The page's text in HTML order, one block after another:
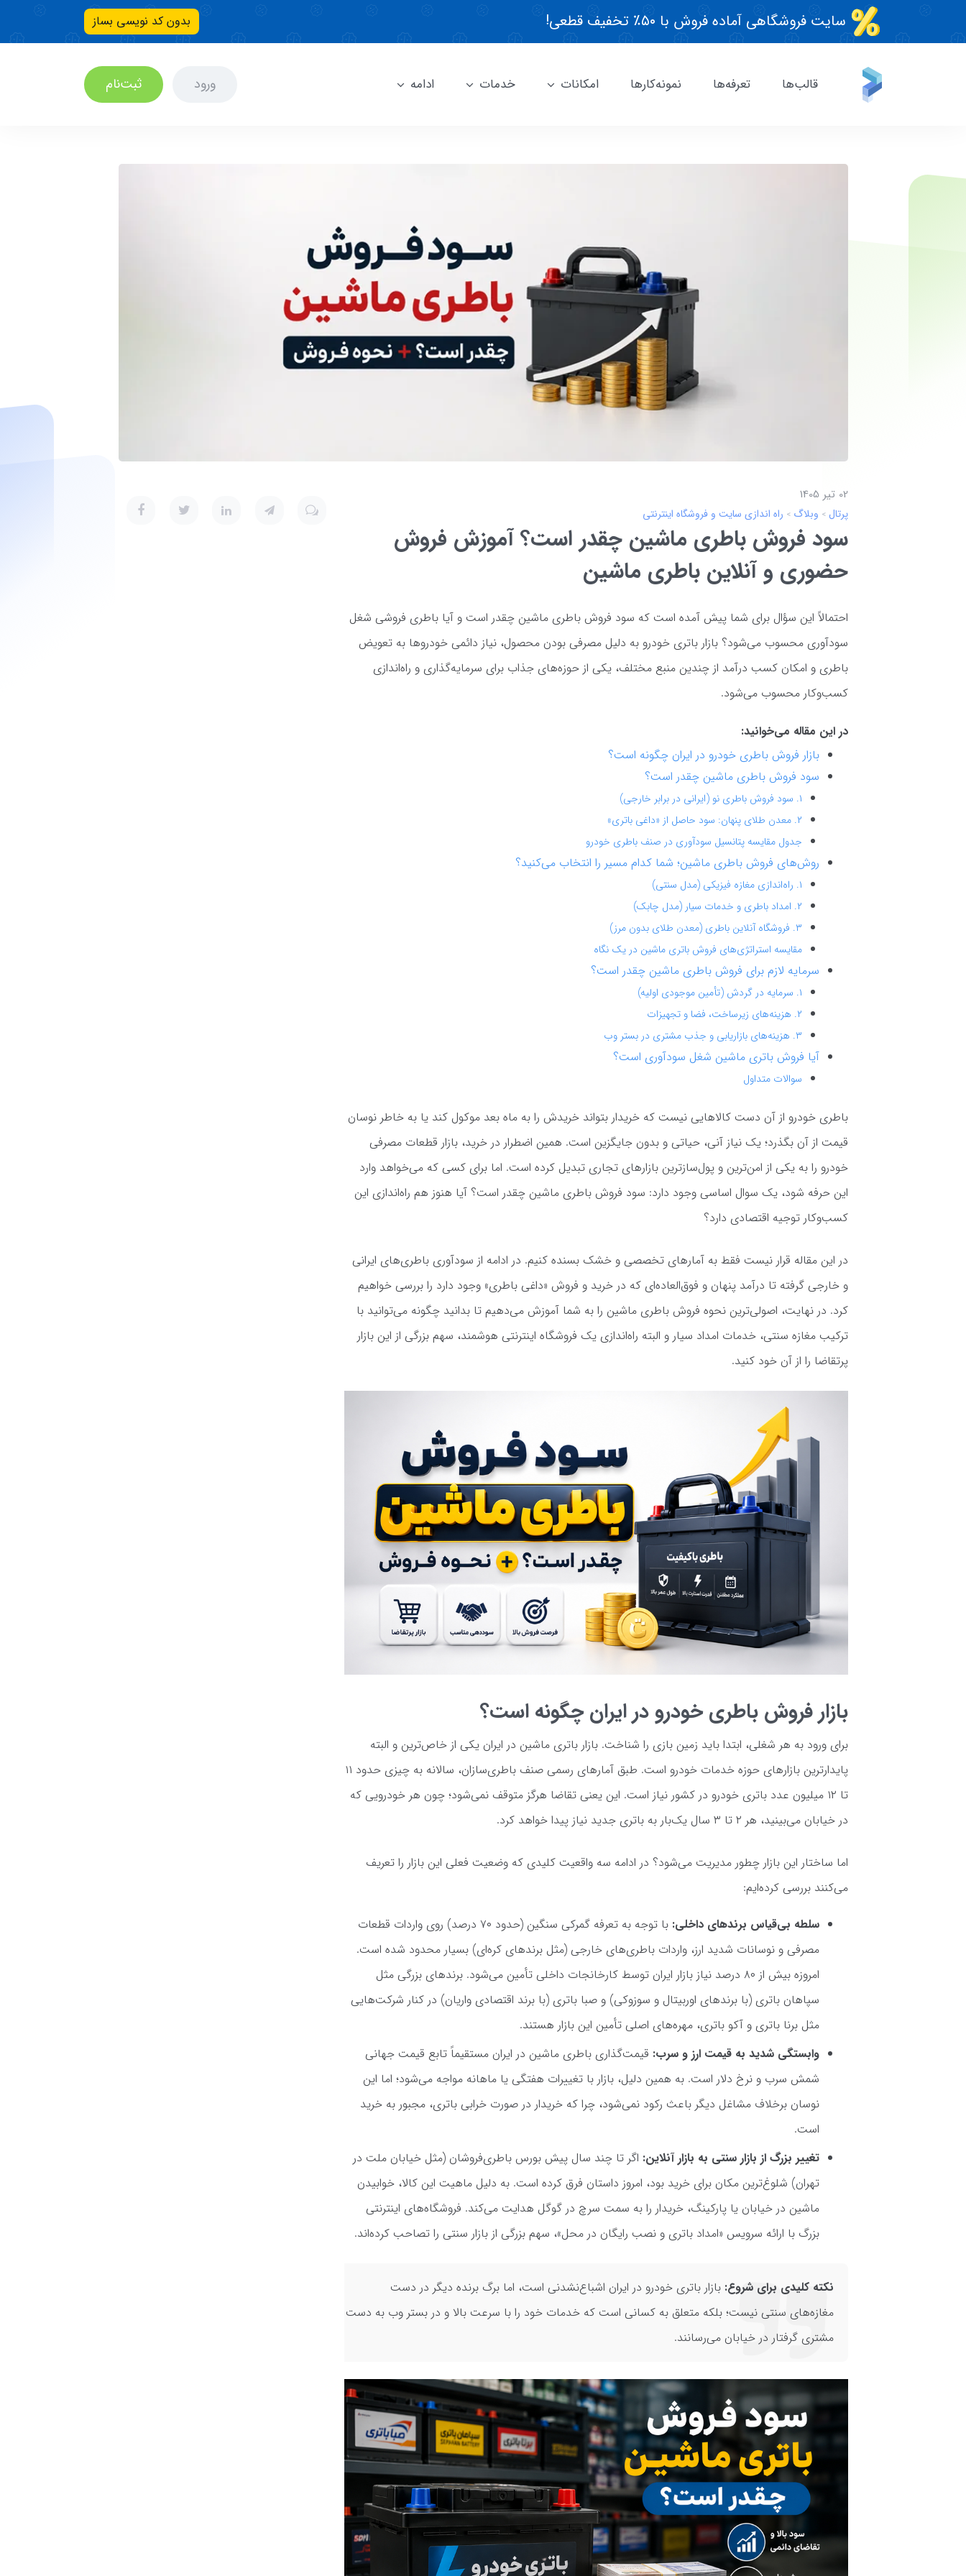
سایت فروشگاهی آماده فروش با ۵۰٪ تخفیف قطعی! بدون کد نویسی بساز
قالب‌ها تعرفه‌ها نمونه‌کارها امکانات خدمات ادامه ورود ثبت‌نام
02 تير 1405
پرتال وبلاگ راه اندازی سایت و فروشگاه اینترنتی
سود فروش باطری ماشین چقدر است؟ آموزش فروش
حضوری و آنلاین باطری ماشین
احتمالاً این سؤال برای شما پیش آمده است که سود فروش باطری ماشین چقدر است و آیا باطری فروشی شغل
سودآوری محسوب می‌شود؟ بازار باتری خودرو به دلیل مصرفی بودن محصول، نیاز دائمی خودروها به تعویض
باطری و امکان کسب درآمد از چندین منبع مختلف، یکی از حوزه‌های جذاب برای سرمایه‌گذاری و راه‌اندازی
کسب‌وکار محسوب می‌شود.
در این مقاله می‌خوانید:
بازار فروش باطری خودرو در ایران چگونه است؟
سود فروش باطری ماشین چقدر است؟
۱. سود فروش باطری نو (ایرانی در برابر خارجی)
۲. معدن طلای پنهان: سود حاصل از «داغی باتری»
جدول مقایسه پتانسیل سودآوری در صنف باطری خودرو
روش‌های فروش باطری ماشین؛ شما کدام مسیر را انتخاب می‌کنید؟
۱. راه‌اندازی مغازه فیزیکی (مدل سنتی)
۲. امداد باطری و خدمات سیار (مدل چابک)
۳. فروشگاه آنلاین باطری (معدن طلای بدون مرز)
مقایسه استراتژی‌های فروش باتری ماشین در یک نگاه
سرمایه لازم برای فروش باطری ماشین چقدر است؟
۱. سرمایه در گردش (تأمین موجودی اولیه)
۲. هزینه‌های زیرساخت، فضا و تجهیزات
۳. هزینه‌های بازاریابی و جذب مشتری در بستر وب
آیا فروش باتری ماشین شغل سودآوری است؟
سوالات متداول
باطری خودرو از آن دست کالاهایی نیست که خریدار بتواند خریدش را به ماه بعد موکول کند یا به خاطر نوسان
قیمت از آن بگذرد؛ یک نیاز آنی، حیاتی و بدون جایگزین است. همین اضطرار در خرید، بازار قطعات مصرفی
خودرو را به یکی از امن‌ترین و پول‌سازترین بازارهای تجاری تبدیل کرده است. اما برای کسی که می‌خواهد وارد
این حرفه شود، یک سوال اساسی وجود دارد: سود فروش باطری ماشین چقدر است؟ آیا هنوز هم راه‌اندازی این
کسب‌وکار توجیه اقتصادی دارد؟
در این مقاله قرار نیست فقط به آمارهای تخصصی و خشک بسنده کنیم. در ادامه از سودآوری باطری‌های ایرانی
و خارجی گرفته تا درآمد پنهان و فوق‌العاده‌ای که در خرید و فروش «داغی باطری» وجود دارد را بررسی خواهیم
کرد. در نهایت، اصولی‌ترین نحوه فروش باطری ماشین را به شما آموزش می‌دهیم تا بدانید چگونه می‌توانید با
ترکیب مغازه سنتی، خدمات امداد سیار و البته راه‌اندازی یک فروشگاه اینترنتی هوشمند، سهم بزرگی از این بازار
پرتقاضا را از آن خود کنید.
بازار فروش باطری خودرو در ایران چگونه است؟
برای ورود به هر شغلی، ابتدا باید زمین بازی را شناخت. بازار باتری ماشین در ایران یکی از خاص‌ترین و البته
پایدارترین بازارهای حوزه خدمات خودرو است. طبق آمارهای رسمی صنف باطری‌سازان، سالانه به چیزی حدود ۱۱
تا ۱۲ میلیون عدد باتری خودرو در کشور نیاز است. این یعنی تقاضا هرگز متوقف نمی‌شود؛ چون هر خودرویی که
در خیابان می‌بینید، هر ۲ تا ۳ سال یک‌بار به باتری جدید نیاز پیدا خواهد کرد.
اما ساختار این بازار چطور مدیریت می‌شود؟ در ادامه سه واقعیت کلیدی که وضعیت فعلی این بازار را تعریف
می‌کنند بررسی کرده‌ایم:
سلطه بی‌قیاس برندهای داخلی:
با توجه به تعرفه گمرکی سنگین (حدود ۷۰ درصد) روی واردات قطعات
مصرفی و نوسانات شدید ارز، واردات باطری‌های خارجی (مثل برندهای کره‌ای) بسیار محدود شده است.
امروزه بیش از ۸۰ درصد نیاز بازار ایران توسط کارخانجات داخلی تأمین می‌شود. برندهای بزرگی مثل
سپاهان باتری (با برندهای اوربیتال و سوزوکی) و صبا باتری (با برند اقتصادی واریان) در کنار شرکت‌هایی
مثل برنا باتری و آکو باتری، مهره‌های اصلی تأمین این بازار هستند.
وابستگی شدید به قیمت ارز و سرب: قیمت‌گذاری باطری ماشین در ایران مستقیماً تابع قیمت جهانی
شمش سرب و نرخ دلار است. به همین دلیل، بازار با تغییرات هفتگی یا ماهانه مواجه می‌شود؛ اما این
نوسان برخلاف مشاغل دیگر باعث رکود نمی‌شود، چرا که خریدار در صورت خرابی باتری، مجبور به خرید
است.
تغییر بزرگ از بازار سنتی به بازار آنلاین: اگر تا چند سال پیش بورس باطری‌فروشان (مثل خیابان ملت در
تهران) شلوغ‌ترین مکان برای خرید بود، امروز داستان فرق کرده است. به دلیل ماهیت این کالا، خوابیدن
ماشین در خیابان یا پارکینگ، خریدار را به سمت سرچ در گوگل هدایت می‌کند. فروشگاه‌های اینترنتی
بزرگ با ارائه سرویس «امداد باتری و نصب رایگان در محل»، سهم بزرگی از بازار سنتی را تصاحب کرده‌اند.
نکته کلیدی برای شروع: بازار باتری خودرو در ایران اشباع‌نشدنی است، اما برگ برنده دیگر در دست
مغازه‌های سنتی نیست؛ بلکه متعلق به کسانی است که خدمات خود را با سرعت بالا و در بستر وب به دست
مشتری گرفتار در خیابان می‌رسانند.